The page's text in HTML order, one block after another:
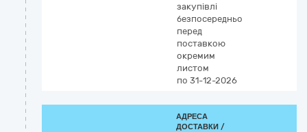
закупівлі
безпосередньо
перед
поставкою
окремим
листом
по 31-12-2026
АДРЕСА
ДОСТАВКИ /